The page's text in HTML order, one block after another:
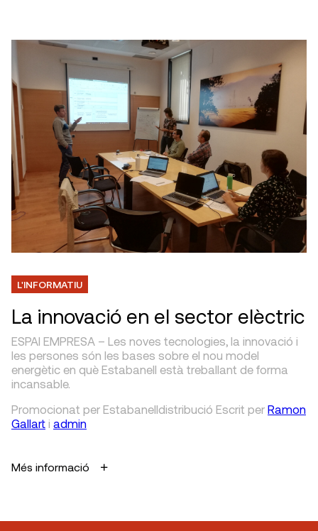
L'INFORMATIU
La innovació en el sector elèctric
ESPAI EMPRESA – Les noves tecnologies, la innovació i
les persones són les bases sobre el nou model
energètic en què Estabanell està treballant de forma
incansable.
Promocionat per Estabanelldistribució Escrit per Ramon
Gallart i admin
Més informació